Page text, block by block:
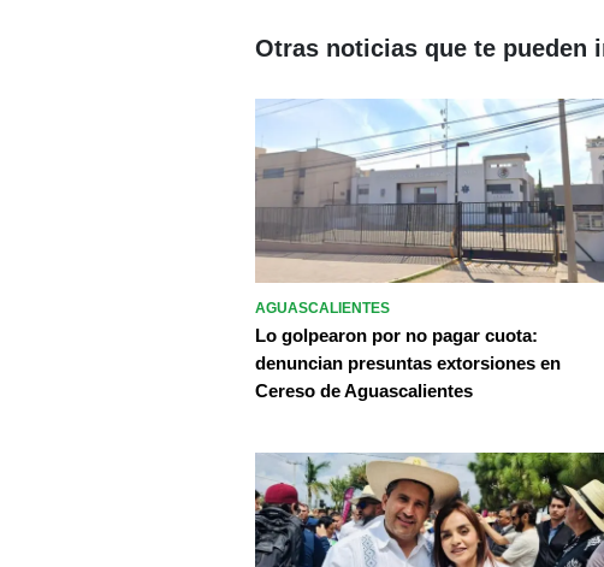
Otras noticias que te pueden
AGUASCALIENTES
Lo golpearon por no pagar cuota:
denuncian presuntas extorsiones en
Cereso de Aguascalientes